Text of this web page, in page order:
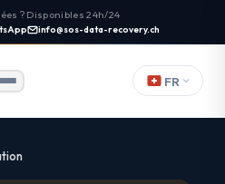
? Disponibles 24h/24
info@sos-data-recovery.ch
FR